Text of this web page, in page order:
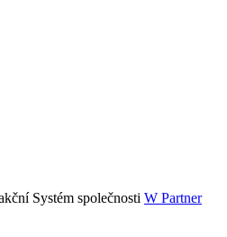
Systém společnosti W Partner